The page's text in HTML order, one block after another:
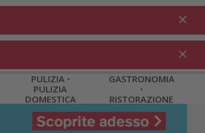
Nel carrello
PULIZIA ⋅
PULIZIA
DOMESTICA
GASTRONOMIA
⋅
RISTORAZIONE